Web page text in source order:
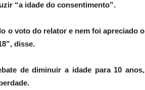
“a idade do consentimento”.
o voto do relator e nem foi apreciado o
disse.
de diminuir a idade para 10 anos,